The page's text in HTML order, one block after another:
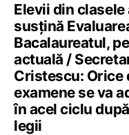
Elevii din clasele
susțină
Bacalaureatul,
actuală /
Cristescu: Orice
examene se va
în acel ciclu
legii